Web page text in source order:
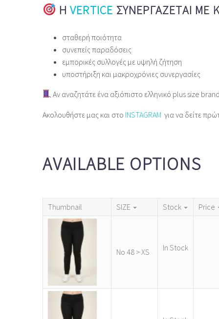
Η VERTICE ΣΥΝΕΡΓΆΖΕΤΑΙ
σταθερή ποιότητα
συνεπείς παραδόσεις
εμπορικές συλλογές με υψηλή ζήτηση
υποστήριξη και μακροχρόνιες συνεργασίες
Αν αναζητάτε ένα αξιόπιστο ελληνικό plus size
Ακολουθήστε μας και στο INSTAGRAM για να δείτε
AVAILABLE OPTIONS
Thumbnail SIZE Stock Price
Νο 48 > XS In Stock